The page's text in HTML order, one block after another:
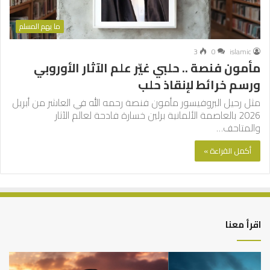
ما يهم المسلم
islamic
0
3
مأمون فنصة .. حلبي غيّر علم الآثار الأوروبي
ورسم خرائط لإنقاذ حلب
مثل رحيل البروفيسور مأمون فنصة رحمه الله في العاشر من أبريل
2026 بالعاصمة الألمانية برلين خسارة فادحة لعالم الآثار
والمتاحف…
أكمل القراءة »
اقرأ معنا
كيف